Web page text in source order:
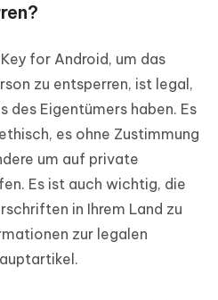
for Android, um das
zu entsperren, ist legal,
des Eigentümers haben. Es
es ohne Zustimmung
um auf private
Es ist auch wichtig, die
in Ihrem Land zu
zur legalen